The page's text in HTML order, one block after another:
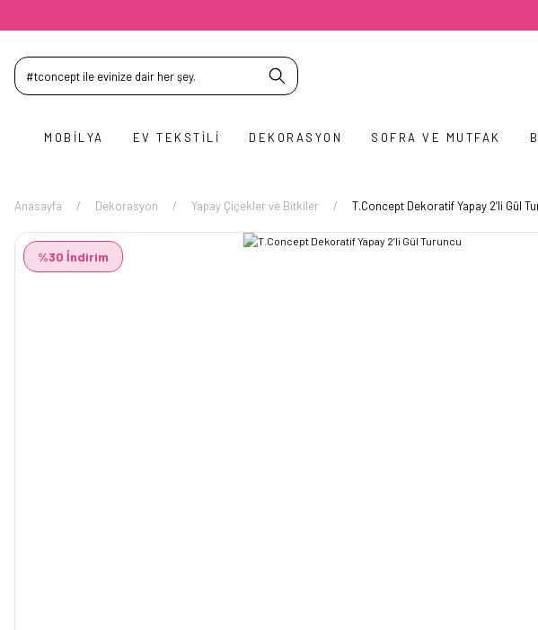
MOBILYA EV TEKSTILI DEKORASYON SOFRA VE MUTFAK
Anasayfa Dekorasyon Yapay Çiçekler ve Bitkiler T.Concept Dekoratif Yapay 2’li Gül
%30 İndirim